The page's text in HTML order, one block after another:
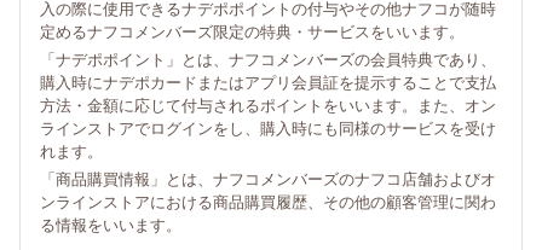
入の際に使用できるナデポポイントの付与やその他ナフコが随時
定めるナフコメンバーズ限定の特典・サービスをいいます。
「ナデポポイント」とは、ナフコメンバーズの会員特典であり、
購入時にナデポカードまたはアプリ会員証を提示することで支払
方法・金額に応じて付与されるポイントをいいます。また、オン
ラインストアでログインをし、購入時にも同様のサービスを受け
れます。
「商品購買情報」とは、ナフコメンバーズのナフコ店舗およびオ
ンラインストアにおける商品購買履歴、その他の顧客管理に関わ
る情報をいいます。